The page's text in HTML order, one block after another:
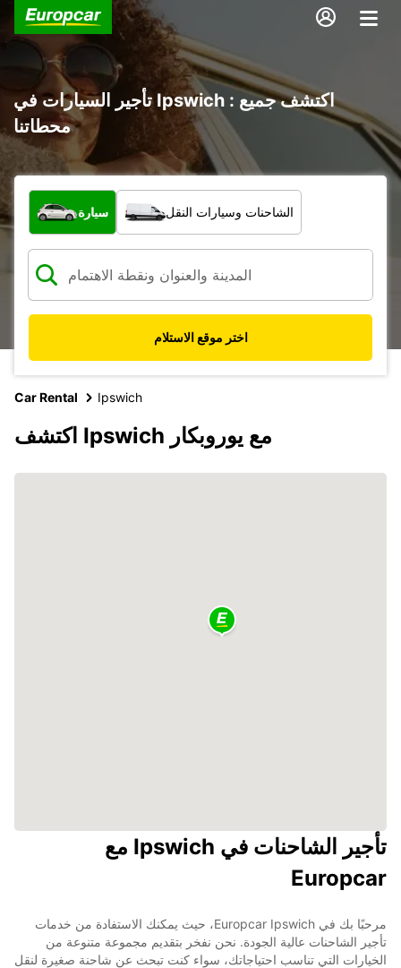
تأجير السيارات في Ipswich : اكتشف جميع
محطاتنا
ما نوع المركبة؟
سيارة الشاحنات وسيارات النقل
اختر موقع الاستلام
Car Rental Ipswich
اكتشف Ipswich مع يوروبكار
تأجير الشاحنات في Ipswich مع
Europcar
مرحبًا بك في Europcar Ipswich، حيث يمكنك الاستفادة من خدمات
تأجير الشاحنات عالية الجودة. نحن نفخر بتقديم مجموعة متنوعة من
الخيارات التي تناسب احتياجاتك، سواء كنت تبحث عن شاحنة صغيرة لنقل